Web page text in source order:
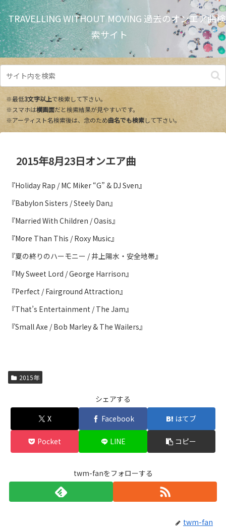
TRAVELLING WITHOUT MOVING 過去のオンエア曲検
索サイト
※最低3文字以上で検索して下さい。
※スマホは横画面だと検索結果が見やすいです。
※アーティスト名検索後は、念のため曲名でも検索して下さい。
2015年8月23日オンエア曲
『Holiday Rap / MC Miker “G” & DJ Sven』
『Babylon Sisters / Steely Dan』
『Married With Children / Oasis』
『More Than This / Roxy Music』
『夏の終りのハーモニー / 井上陽水・安全地帯』
『My Sweet Lord / George Harrison』
『Perfect / Fairground Attraction』
『That’s Entertainment / The Jam』
『Small Axe / Bob Marley & The Wailers』
2015年
シェアする
X
Facebook はてブ
Pocket LINE コピー
twm-fanをフォローする
twm-fan